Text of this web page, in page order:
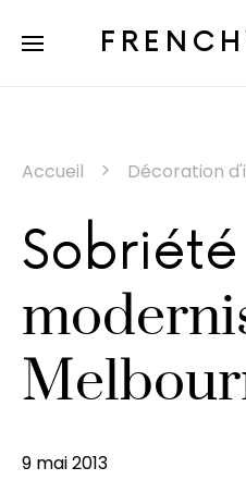
Accueil Décoration
9 mai 2013